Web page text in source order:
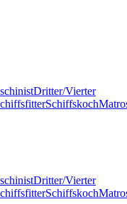
Dritter/Vierter
Schiffskoch
Dritter/Vierter
Schiffskoch